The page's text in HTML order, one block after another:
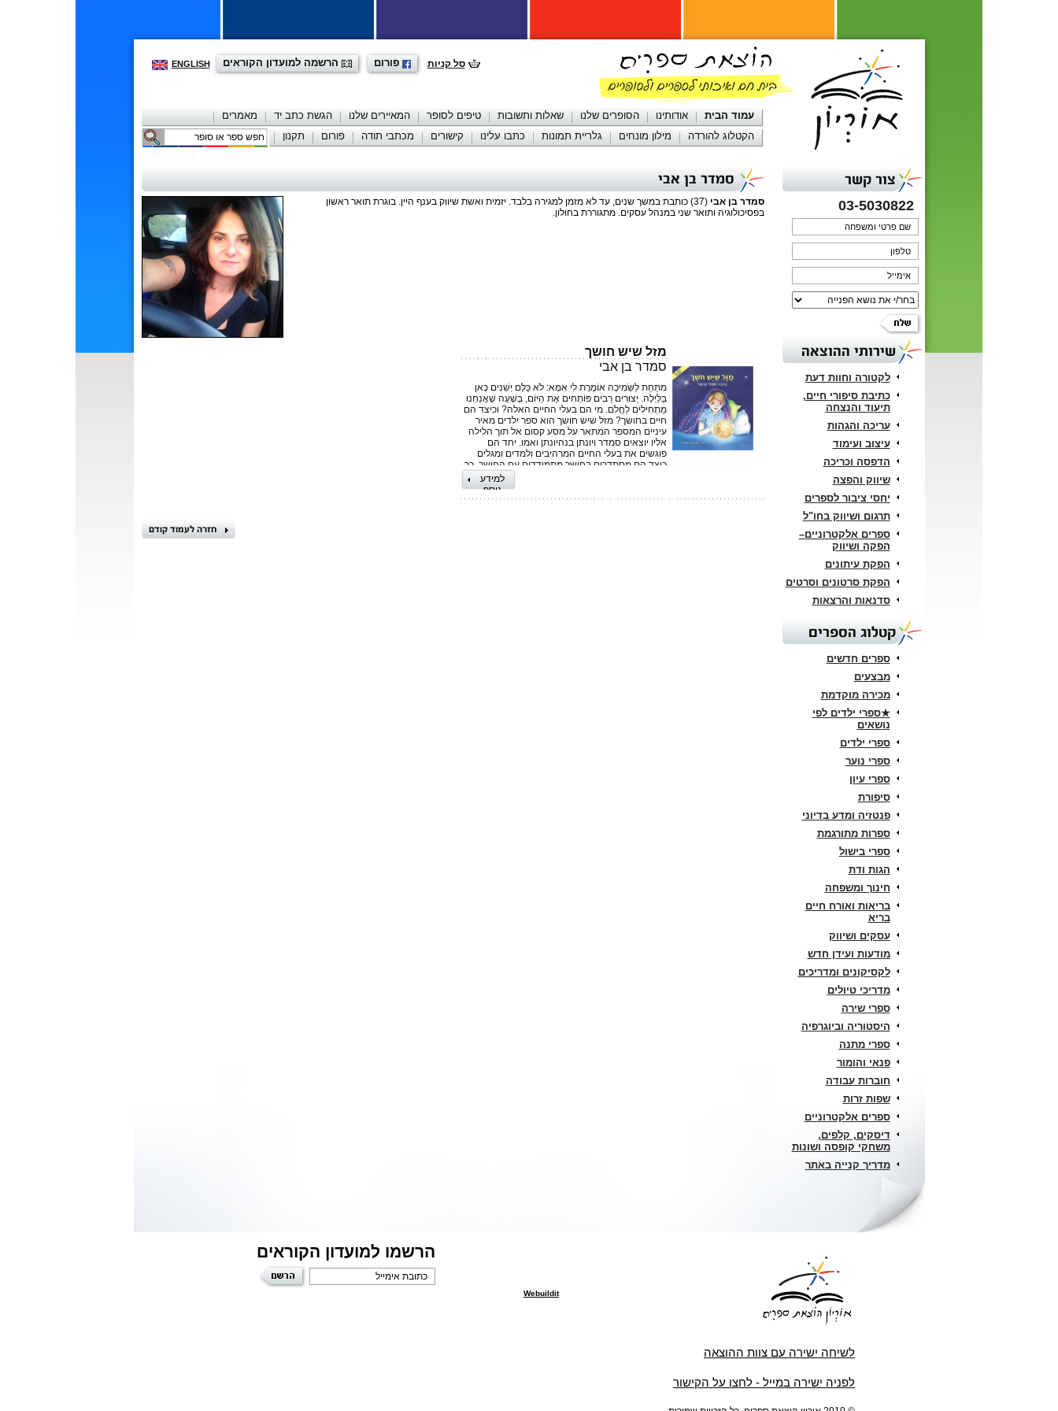
ENGLISH הרשמה למועדון הקוראים פורום סל קניות
עמוד הבית אודותינו הסופרים שלנו שאלות ותשובות טיפים לסופר המאיירים שלנו הגשת כתב יד
מאמרים
הקטלוג להורדה
מילון מונחים גלריית תמונות כתבו עלינו קישורים מכתבי תודה פורום תקנון יצירת קשר
צור קשר
03-5030822
שירותי ההוצאה
לקטורה וחוות דעת
כתיבת סיפורי חיים,
תיעוד והנצחה
עריכה והגהות
עיצוב ועימוד
הדפסה וכריכה
שיווק והפצה
יחסי ציבור לספרים
תרגום ושיווק בחו"ל
ספרים אלקטרוניים–
הפקה ושיווק
הפקת עיתונים
הפקת סרטונים וסרטים
סדנאות והרצאות
קטלוג הספרים
ספרים חדשים
מבצעים
מכירה מוקדמת
★ספרי ילדים לפי
נושאים
ספרי ילדים
ספרי נוער
ספרי עיון
סיפורת
פנטזיה ומדע בדיוני
ספרות מתורגמת
ספרי בישול
הגות ודת
חינוך ומשפחה
בריאות ואורח חיים
בריא
עסקים ושיווק
מודעות ועידן חדש
לקסיקונים ומדריכים
מדריכי טיולים
ספרי שירה
היסטוריה וביוגרפיה
ספרי מתנה
פנאי והומור
חוברות עבודה
שפות זרות
ספרים אלקטרוניים
דיסקים, קלפים,
משחקי קופסה ושונות
מדריך קנייה באתר
סמדר בן אבי
סמדר בן אבי
(37) כותבת במשך שנים, עד לא מזמן למגירה בלבד. יזמית ואשת שיווק בענף היין. בוגרת תואר ראשון
בפסיכולוגיה ותואר שני במנהל עסקים. מתגוררת בחולון.
מזל שיש חושך
סמדר בן אבי
מִתַּחַת לַשְּׂמִיכָה אוֹמֶרֶת לִי אִמָּא: לֹא כֻּלָּם יְשֵׁנִים כָּאן
בַּלַּיְלָה. יְצוּרִים רַבִּים פּוֹתְחִים אֶת הַיּוֹם, בְּשָׁעָה שֶׁאֲנַחְנוּ
מַתְחִילִים לַחֲלֹם. מי הם בעלי החיים האלה? וכיצד הם
חיים בחושך? מזל שיש חושך הוא ספר ילדים מאיר
עיניים המספר המתאר על מסע קסום אל תוך הלילה
אליו יוצאים סמדר ויונתן בנהיונתן ואמו. יחד הם
פוגשים את בעלי החיים המרהיבים ולמדים ומגלים
כיצד הם מסתדרים בחושך מתמודדים עם החושך. כך
לומד יונתן לא לפחד מהחושך ולקבל אותו כחלק טבעי
מהחיים. +++ לספר מצורף פנס מיוחד שמתחבר
לספר
למידע
נוסף
הרשמו למועדון הקוראים
לשיחה ישירה עם צוות ההוצאה
לפניה ישירה במייל - לחצו על הקישור
Webuildit